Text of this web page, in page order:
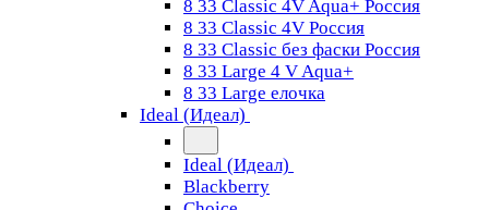
8 33 Classic 4V Aqua+ Россия
8 33 Classic 4V Россия
8 33 Classic без фаски Россия
8 33 Large 4 V Aqua+
8 33 Large елочка
Ideal (Идеал)
Ideal (Идеал)
Blackberry